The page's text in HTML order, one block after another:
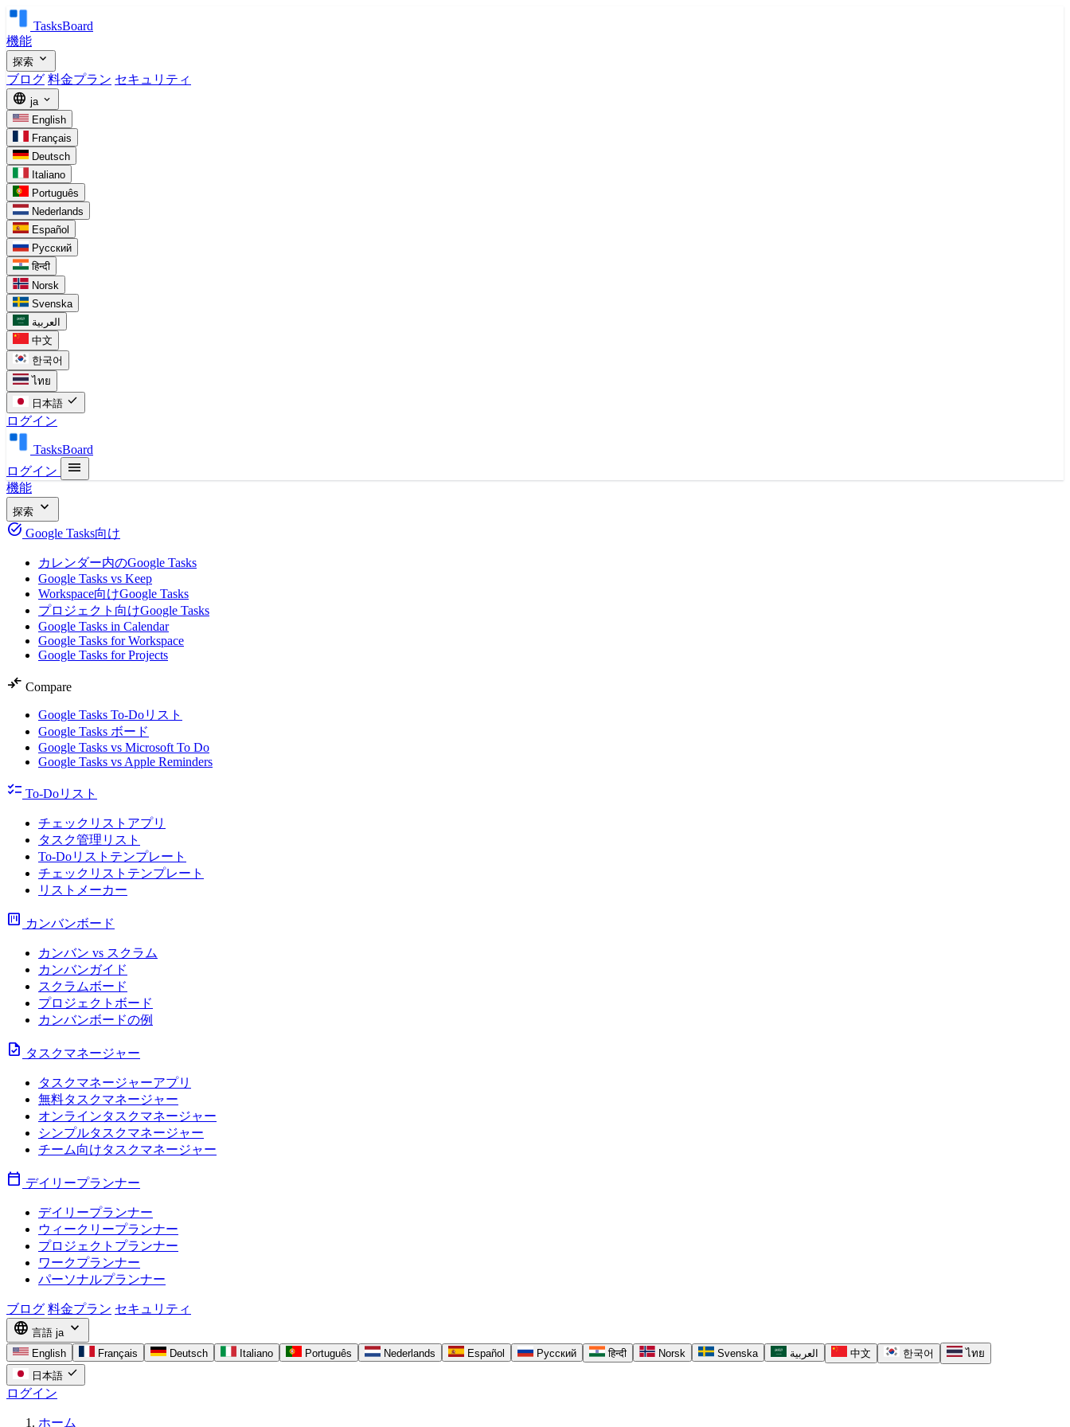
TasksBoard
機能
探索 expand_more
ブログ 料金プラン セキュリティ
language ja expand_more
English
Français
Deutsch
Italiano
Português
Nederlands
Español
Русский
हिन्दी
Norsk
Svenska
العربية
中文
한국어
ไทย
日本語 check
ログイン
TasksBoard
ログイン
menu
機能
探索 expand_more
task_alt Google Tasks向け
カレンダー内のGoogle Tasks
Google Tasks vs Keep
Workspace向けGoogle Tasks
プロジェクト向けGoogle Tasks
Google Tasks in Calendar
Google Tasks for Workspace
Google Tasks for Projects
compare_arrows Compare
Google Tasks To-Doリスト
Google Tasks ボード
Google Tasks vs Microsoft To Do
Google Tasks vs Apple Reminders
checklist To-Doリスト
チェックリストアプリ
タスク管理リスト
To-Doリストテンプレート
チェックリストテンプレート
リストメーカー
view_kanban カンバンボード
カンバン vs スクラム
カンバンガイド
スクラムボード
プロジェクトボード
カンバンボードの例
task タスクマネージャー
タスクマネージャーアプリ
無料タスクマネージャー
オンラインタスクマネージャー
シンプルタスクマネージャー
チーム向けタスクマネージャー
calendar_today デイリープランナー
デイリープランナー
ウィークリープランナー
プロジェクトプランナー
ワークプランナー
パーソナルプランナー
ブログ 料金プラン セキュリティ
language 言語 ja expand_more
English Français Deutsch Italiano Português Nederlands Español Русский हिन्दी Norsk Svenska العربية 中文 한국어
ไทย
日本語 check
ログイン
ホーム